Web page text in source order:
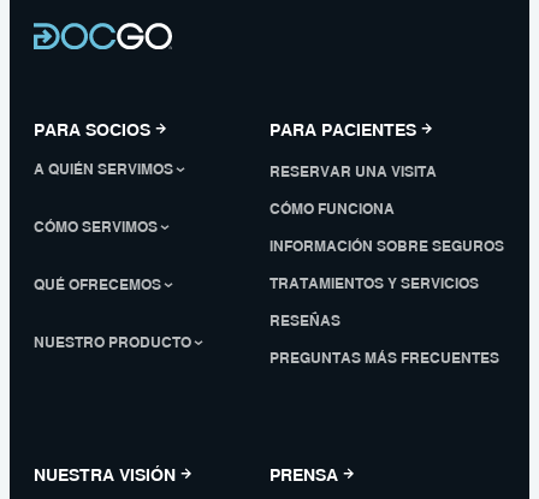
PARA SOCIOS
A QUIÉN SERVIMOS
CÓMO SERVIMOS
QUÉ OFRECEMOS
NUESTRO PRODUCTO
PARA PACIENTES
RESERVAR UNA VISITA
CÓMO FUNCIONA
INFORMACIÓN SOBRE SEGUROS
TRATAMIENTOS Y SERVICIOS
RESEÑAS
PREGUNTAS MÁS FRECUENTES
NUESTRA VISIÓN
PRENSA